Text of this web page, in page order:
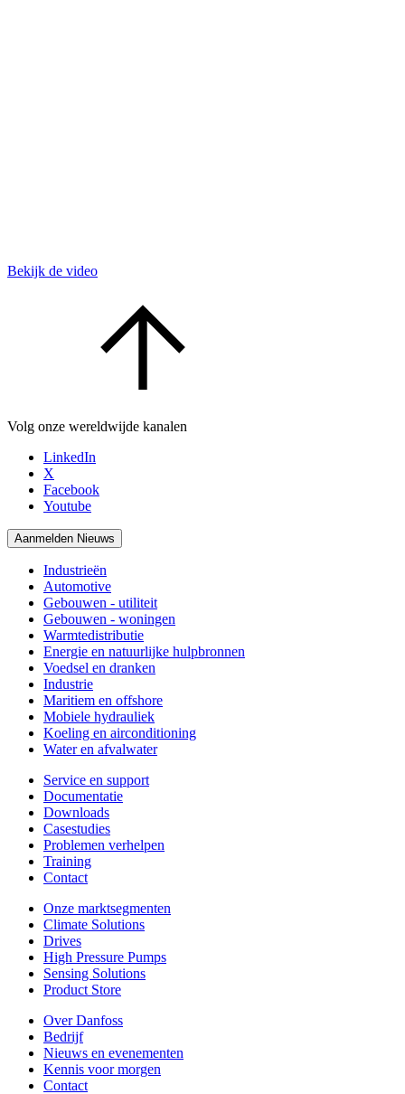
Bekijk de video
Volg onze wereldwijde kanalen
LinkedIn
X
Facebook
Youtube
Aanmelden Nieuws
Industrieën
Automotive
Gebouwen - utiliteit
Gebouwen - woningen
Warmtedistributie
Energie en natuurlijke hulpbronnen
Voedsel en dranken
Industrie
Maritiem en offshore
Mobiele hydrauliek
Koeling en airconditioning
Water en afvalwater
Service en support
Documentatie
Downloads
Casestudies
Problemen verhelpen
Training
Contact
Onze marktsegmenten
Climate Solutions
Drives
High Pressure Pumps
Sensing Solutions
Product Store
Over Danfoss
Bedrijf
Nieuws en evenementen
Kennis voor morgen
Contact